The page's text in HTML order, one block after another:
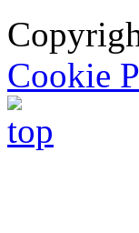
Cookie